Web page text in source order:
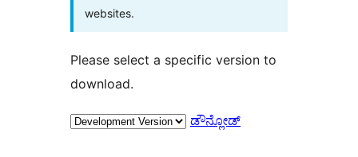
websites.
Please select a specific version to
download.
ಡೌನ್ಲೋಡ್